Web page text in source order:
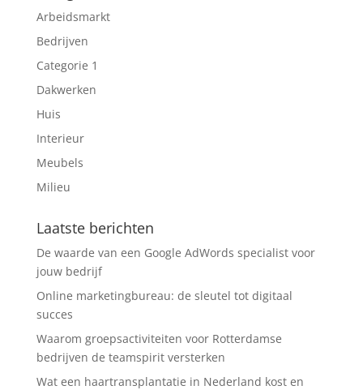
Arbeidsmarkt
Bedrijven
Categorie 1
Dakwerken
Huis
Interieur
Meubels
Milieu
Laatste berichten
De waarde van een Google AdWords specialist voor
jouw bedrijf
Online marketingbureau: de sleutel tot digitaal
succes
Waarom groepsactiviteiten voor Rotterdamse
bedrijven de teamspirit versterken
Wat een haartransplantatie in Nederland kost en